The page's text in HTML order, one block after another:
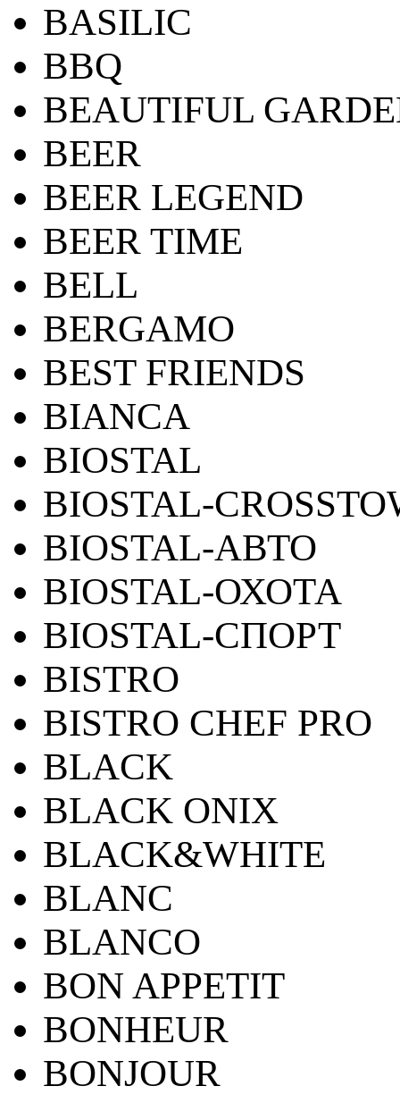
BASILIC
BBQ
BEAUTIFUL
BEER
BEER LEGEND
BEER TIME
BELL
BERGAMO
BEST FRIENDS
BIANCA
BIOSTAL
BIOSTAL-
BIOSTAL-АВТО
BIOSTAL-ОХОТА
BIOSTAL-СПОРТ
BISTRO
BISTRO CHEF PRO
BLACK
BLACK ONIX
BLACK&WHITE
BLANC
BLANCO
BON APPETIT
BONHEUR
BONJOUR